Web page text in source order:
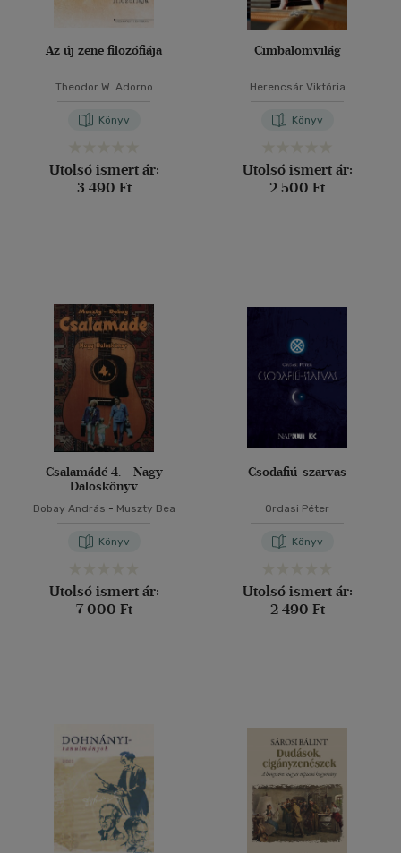
Az új zene filozófiája
Theodor W. Adorno
Könyv
Utolsó ismert ár:
3 490 Ft
Cimbalomvilág
Herencsár Viktória
Könyv
Utolsó ismert ár:
2 500 Ft
Csalamádé 4. - Nagy
Daloskönyv
Dobay András - Muszty Bea
Könyv
Utolsó ismert ár:
7 000 Ft
Csodafiú-szarvas
Ordasi Péter
Könyv
Utolsó ismert ár:
2 490 Ft